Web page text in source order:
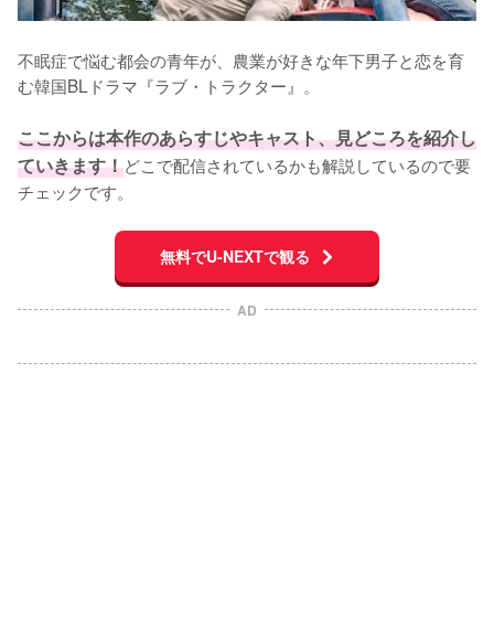
不眠症で悩む都会の青年が、農業が好きな年下男子と恋を育
む韓国BLドラマ『ラブ・トラクター』。
ここからは本作のあらすじやキャスト、見どころを紹介し
ていきます！どこで配信されているかも解説しているので要
チェックです。
無料でU-NEXTで観る
AD